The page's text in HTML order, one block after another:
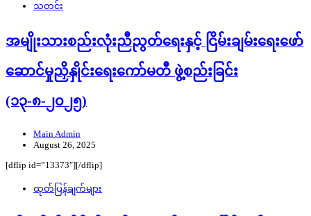
သတင်း
အမျိုးသားစည်းလုံးညီညွတ်ရေးနှင့် ငြိမ်းချမ်းရေးဖော်
ဆောင်မှုညှိနှိုင်းရေးကော်မတီ ဖွဲ့စည်းခြင်း
(၁၃-၈-၂၀၂၅)
Main Admin
August 26, 2025
[dflip id=”13373″][/dflip]
ထုတ်ပြန်ချက်များ